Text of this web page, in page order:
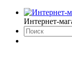
Интернет-